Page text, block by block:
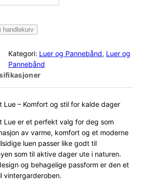
handlekurv
Kategori: Luer og Pannebånd, Luer og
Pannebånd
Lue – Komfort og stil for kalde dager
Lue er et perfekt valg for deg som
av varme, komfort og et moderne
luen passer like godt til
som til aktive dager ute i naturen.
og behagelige passform er den et
vintergarderoben.